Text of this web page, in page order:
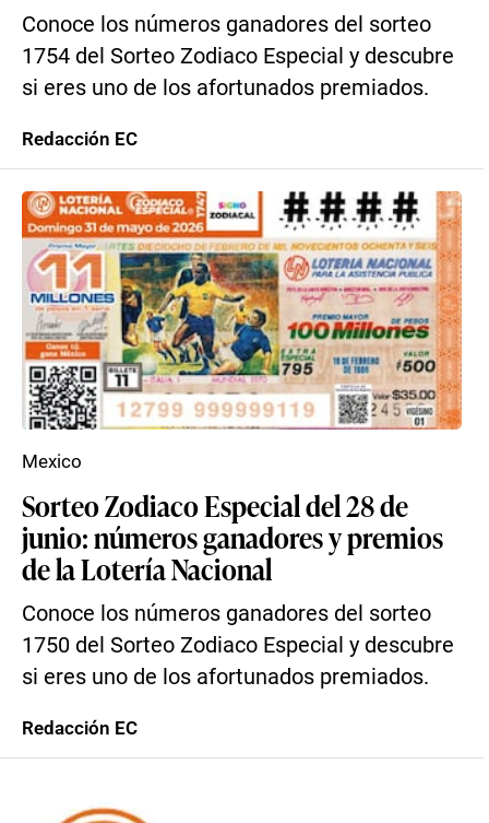
Conoce los números ganadores del sorteo
1754 del Sorteo Zodiaco Especial y descubre
si eres uno de los afortunados premiados.
Redacción EC
Sorteo Zodiaco Especial del 28 de
junio: números ganadores y premios
de la Lotería Nacional
Conoce los números ganadores del sorteo
1750 del Sorteo Zodiaco Especial y descubre
si eres uno de los afortunados premiados.
Mexico
Redacción EC